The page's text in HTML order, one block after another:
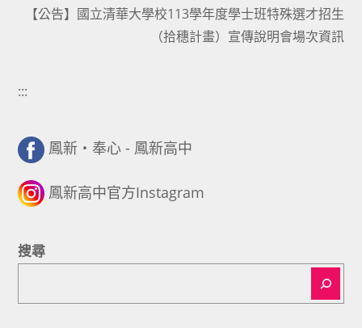
【公告】國立清華大學校113學年度學士班特殊選才招生
（拾穗計畫）宣傳說明會場次資訊
:::
鳳新・奉心 - 鳳新高中
鳳新高中官方Instagram
搜尋